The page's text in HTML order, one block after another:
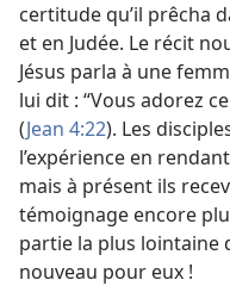
certitude qu’il prêcha
et en Judée. Le récit
Jésus parla à une
lui dit : “Vous adorez
(Jean 4:22). Les
l’expérience en
mais à présent ils
témoignage encore
partie la plus lointaine
nouveau pour eux !